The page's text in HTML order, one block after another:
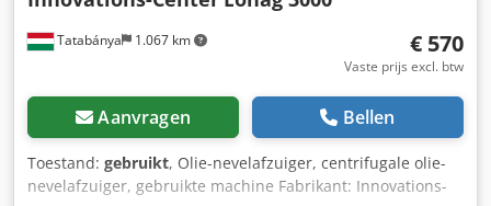
Tatabánya 1.067 km € 570
Vaste prijs excl. btw
Aanvragen Bellen
Toestand: gebruikt, Olie-nevelafzuiger, centrifugale olie-
nevelafzuiger, gebruikte machine Fabrikant: Innovations-